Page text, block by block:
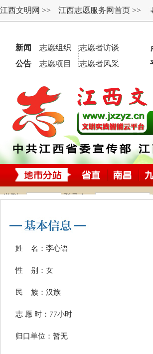
姓 名：李心语
性 别：女
民 族：汉族
志 愿 时：77小时
归口单位：暂无